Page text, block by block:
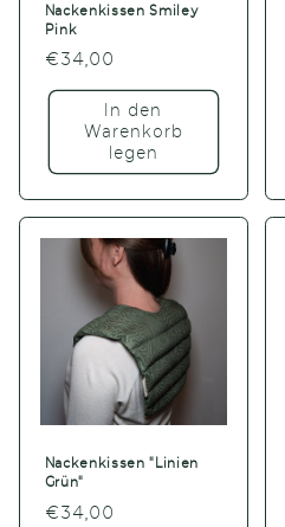
Nackenkissen Smiley
Pink
Normaler
Preis
€34,00
In den
Warenkorb
legen
Nackenkissen "Linien
Grün"
Normaler
€34,00